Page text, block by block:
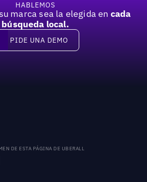
HABLEMOS
marca sea la elegida en cada
búsqueda local.
una demo
PIDE UNA DEMO
DE ESTA PÁGINA DE UBERALL